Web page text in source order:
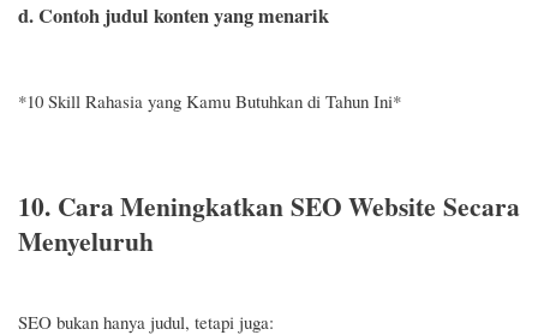
d. Contoh judul konten yang menarik
*10 Skill Rahasia yang Kamu Butuhkan di Tahun Ini*
10. Cara Meningkatkan SEO Website Secara
Menyeluruh
SEO bukan hanya judul, tetapi juga: